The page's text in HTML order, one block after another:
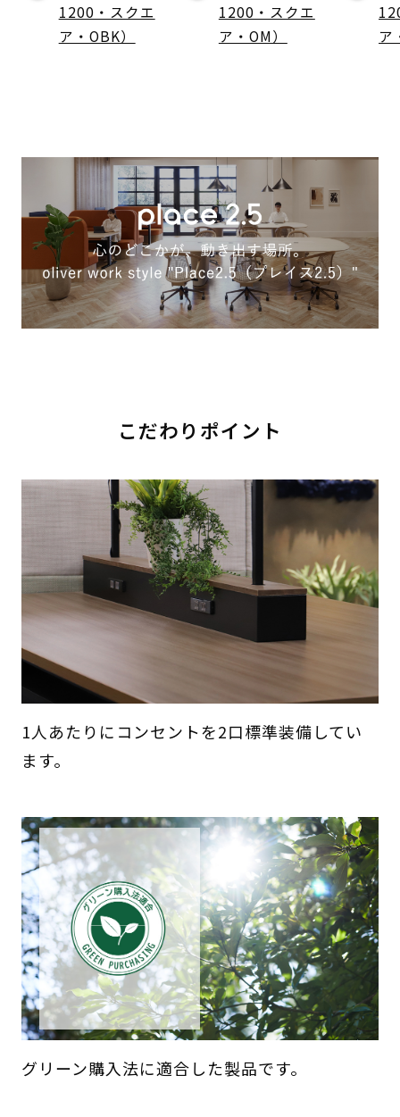
1200・スクエ
ア・OBK）
1200・スクエ
ア・OM）
ア
こだわりポイント
1人あたりにコンセントを2口標準装備してい
ます。
グリーン購入法に適合した製品です。